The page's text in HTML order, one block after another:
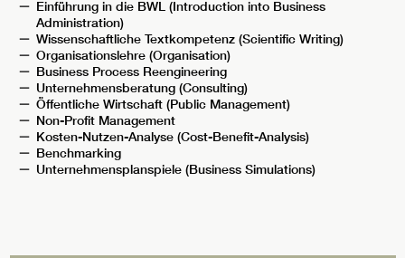
Einführung in die BWL (Introduction into Business
Administration)
Wissenschaftliche Textkompetenz (Scientific Writing)
Organisationslehre (Organisation)
Business Process Reengineering
Unternehmensberatung (Consulting)
Öffentliche Wirtschaft (Public Management)
Non-Profit Management
Kosten-Nutzen-Analyse (Cost-Benefit-Analysis)
Benchmarking
Unternehmensplanspiele (Business Simulations)